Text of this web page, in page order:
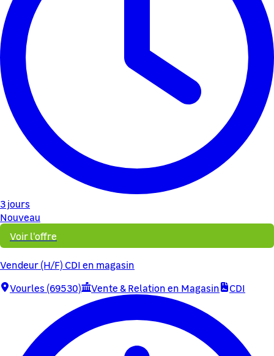
3 jours
Nouveau
Voir l'offre
Vendeur (H/F) CDI en magasin
Vourles (69530)
Vente & Relation en Magasin CDI